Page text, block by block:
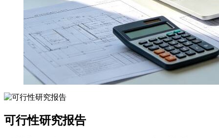
可行性研究报告